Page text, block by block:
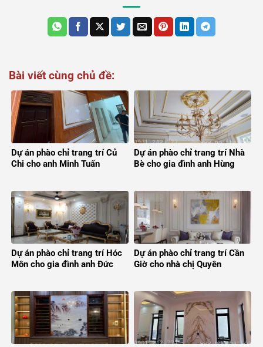
Bài viết cùng chủ đề:
Dự án phào chỉ trang trí Củ
Chi cho anh Minh Tuấn
Dự án phào chỉ trang trí Nhà
Bè cho gia đình anh Hùng
Dự án phào chỉ trang trí Hóc
Môn cho gia đình anh Đức
Dự án phào chỉ trang trí Cần
Giờ cho nhà chị Quyên